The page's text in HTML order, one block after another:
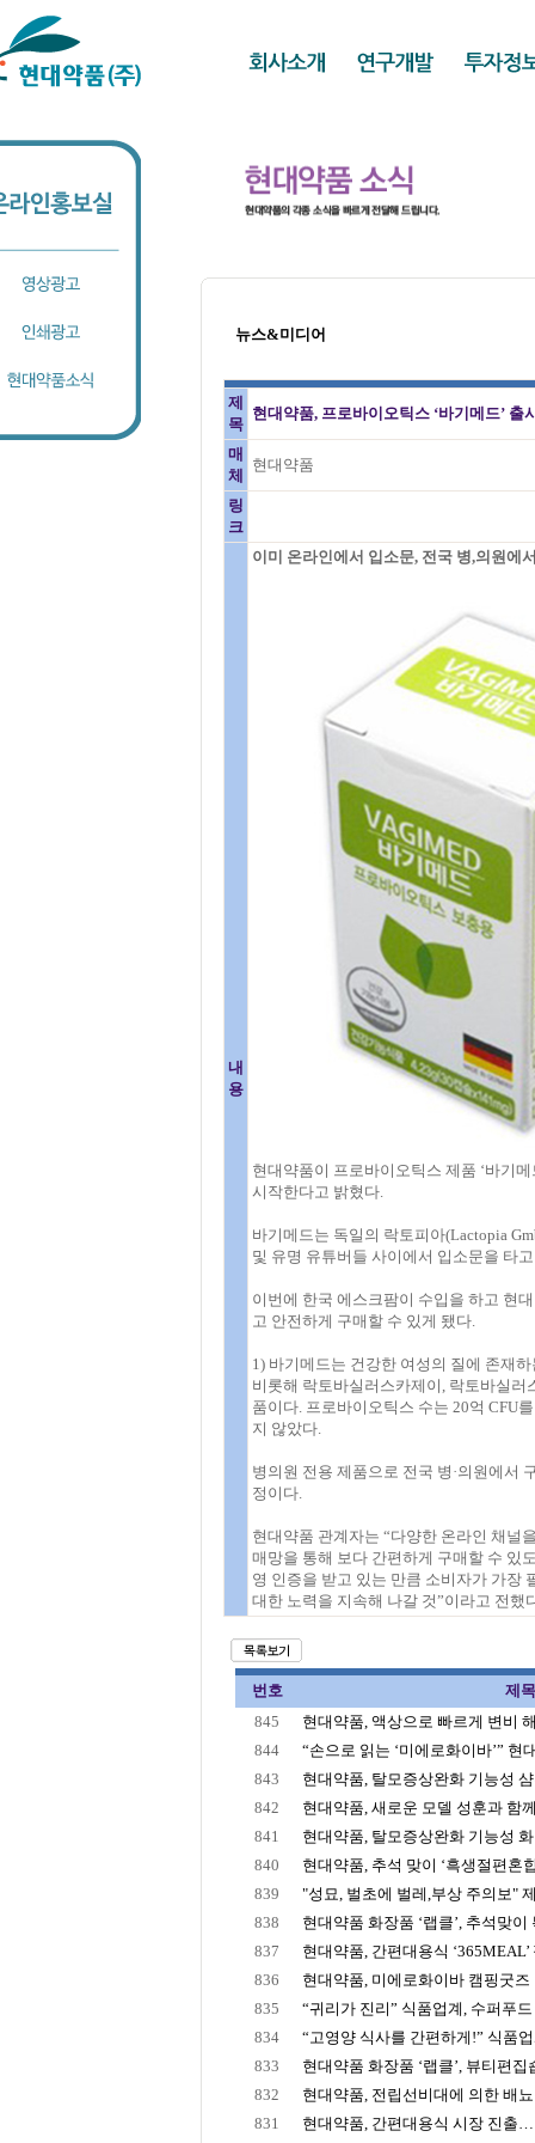
뉴스&미디어
제
목
현대약품, 프로바이오틱스 ‘바기메드’ 출
매
체
현대약품
링
크
내
용
이미 온라인에서 입소문, 전국 병,의원에
현대약품이 프로바이오틱스 제품 ‘바기
시작한다고 밝혔다.
바기메드는 독일의 락토피아(Lactopia
및 유명 유튜버들 사이에서 입소문을 타
이번에 한국 에스크팜이 수입을 하고 현
고 안전하게 구매할 수 있게 됐다.
1) 바기메드는 건강한 여성의 질에 존재
비롯해 락토바실러스카제이, 락토바실
품이다. 프로바이오틱스 수는 20억 CFU
지 않았다.
병의원 전용 제품으로 전국 병·의원에서
정이다.
현대약품 관계자는 “다양한 온라인 채널
매망을 통해 보다 간편하게 구매할 수 있
영 인증을 받고 있는 만큼 소비자가 가장
대한 노력을 지속해 나갈 것”이라고 전했
번호
제목
845
현대약품, 액상으로 빠르게 변비
844
“손으로 읽는 ‘미에로화이바’” 현
843
현대약품, 탈모증상완화 기능성
842
현대약품, 새로운 모델 성훈과 함
841
현대약품, 탈모증상완화 기능성
840
현대약품, 추석 맞이 ‘흑생절편혼
839
"성묘, 벌초에 벌레,부상 주의보"
838
현대약품 화장품 ‘랩클’, 추석맞이
837
현대약품, 간편대용식 ‘365MEAL’
836
현대약품, 미에로화이바 캠핑굿즈
835
“귀리가 진리” 식품업계, 수퍼푸
834
“고영양 식사를 간편하게!” 식품업
833
현대약품 화장품 ‘랩클’, 뷰티편
832
현대약품, 전립선비대에 의한 배뇨
831
현대약품, 간편대용식 시장 진출